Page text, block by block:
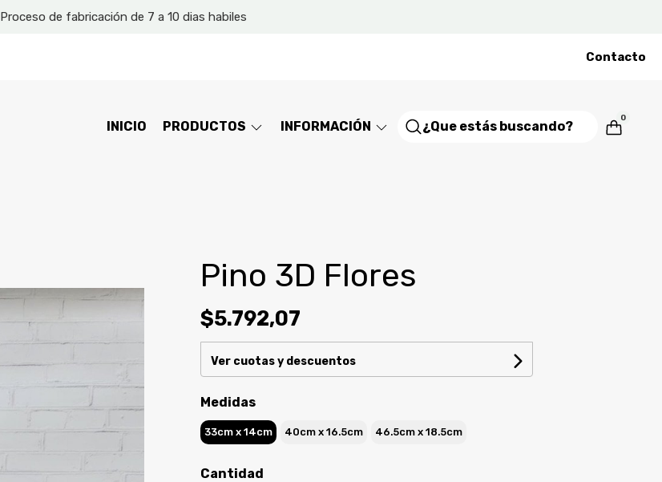
Proceso de fabricación de 7 a 10 dias habiles
Contacto
INICIO PRODUCTOS INFORMACIÓN
0
Pino 3D Flores
$5.792,07
Ver cuotas y descuentos
Medidas
33cm x 14cm 40cm x 16.5cm 46.5cm x 18.5cm
Cantidad